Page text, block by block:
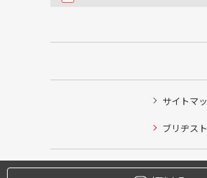
サイトマ
ブリヂス
タイヤ点検・安全点検/タイヤ
クローク契約会員専用タイヤ
本日のタイヤ履き替え順番待